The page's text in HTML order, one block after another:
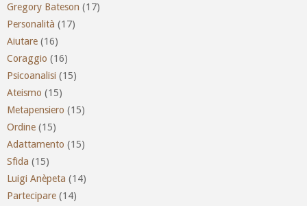
Gregory Bateson (17)
Personalità (17)
Aiutare (16)
Coraggio (16)
Psicoanalisi (15)
Ateismo (15)
Metapensiero (15)
Ordine (15)
Adattamento (15)
Sfida (15)
Luigi Anèpeta (14)
Partecipare (14)